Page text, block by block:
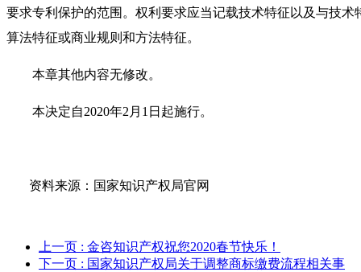
要求专利保护的范围。权利要求应当记载技术特征以及与技
算法特征或商业规则和方法特征。
本章其他内容无修改。
本决定自2020年2月1日起施行。
资料来源：国家知识产权局官网
上一页 : 金咨知识产权祝您2020春节快乐！
下一页 : 国家知识产权局关于调整商标缴费流程相关事